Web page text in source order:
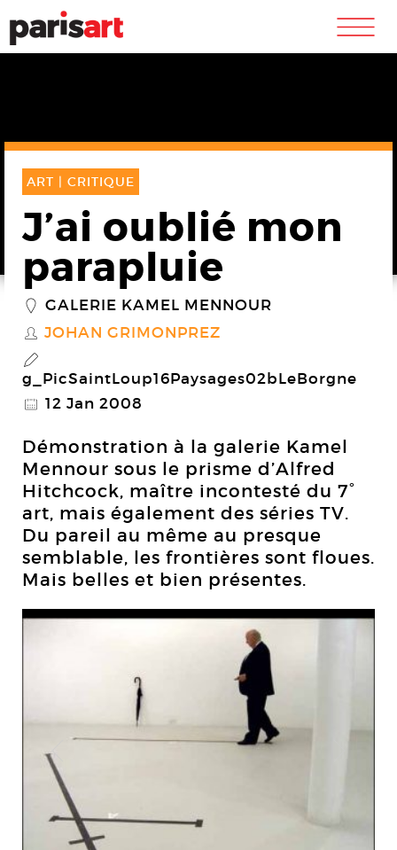
m
ART | CRITIQUE
J’ai oublié mon
parapluie
_ GALERIE KAMEL MENNOUR
S JOHAN GRIMONPREZ
P
g_PicSaintLoup16Paysages02bLeBorgne
@ 12 Jan 2008
Démonstration à la galerie Kamel
Mennour sous le prisme d’Alfred
Hitchcock, maître incontesté du 7°
art, mais également des séries TV.
Du pareil au même au presque
semblable, les frontières sont floues.
Mais belles et bien présentes.